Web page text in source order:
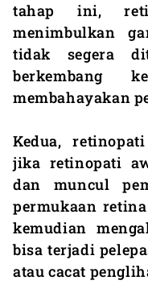
tahap ini,
menimbulkan
tidak segera
berkembang
membahayakan
Kedua,
jika retinopati
dan muncul
permukaan
kemudian
bisa terjadi
atau cacat